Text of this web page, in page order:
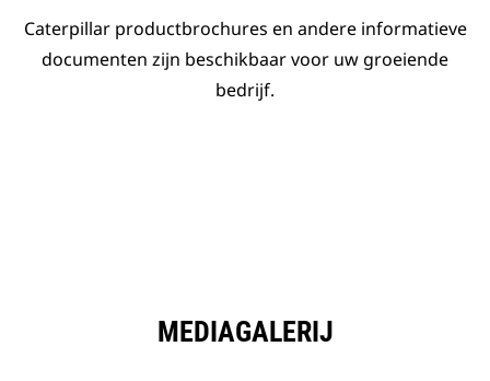
Caterpillar productbrochures en andere informatieve
documenten zijn beschikbaar voor uw groeiende
bedrijf.
MEDIAGALERIJ